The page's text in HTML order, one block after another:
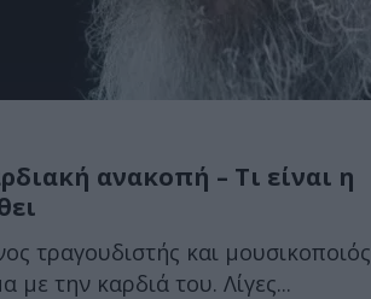
ανακοπή – Τι είναι η
τραγουδιστής και μουσικοποιός
την καρδιά του. Λίγες...